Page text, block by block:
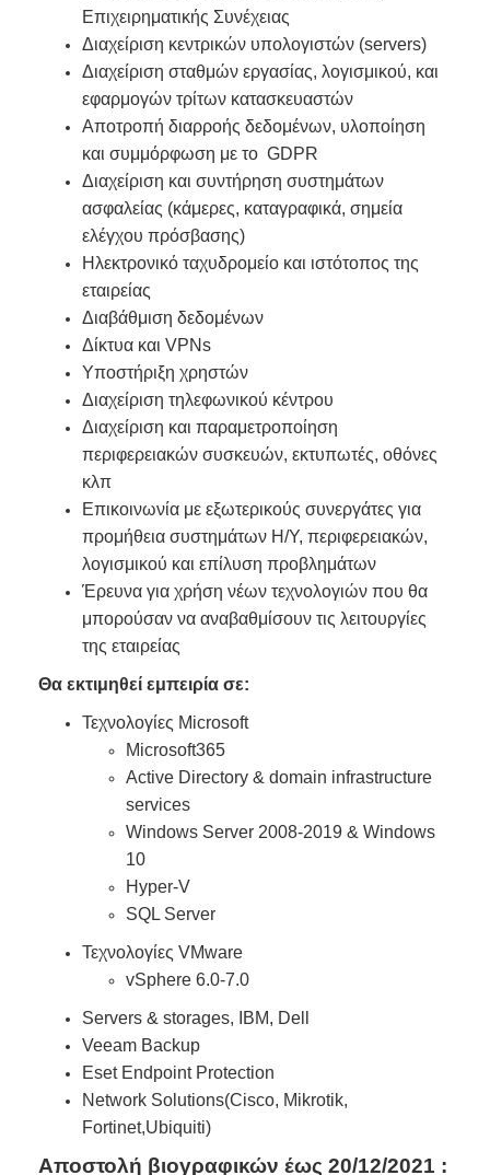
Επιχειρηματικής Συνέχειας
Διαχείριση κεντρικών υπολογιστών (servers)
Διαχείριση σταθμών εργασίας, λογισμικού, και
εφαρμογών τρίτων κατασκευαστών
Αποτροπή διαρροής δεδομένων, υλοποίηση
και συμμόρφωση με το GDPR
Διαχείριση και συντήρηση συστημάτων
ασφαλείας (κάμερες, καταγραφικά, σημεία
ελέγχου πρόσβασης)
Ηλεκτρονικό ταχυδρομείο και ιστότοπος της
εταιρείας
Διαβάθμιση δεδομένων
Δίκτυα και VPNs
Υποστήριξη χρηστών
Διαχείριση τηλεφωνικού κέντρου
Διαχείριση και παραμετροποίηση
περιφερειακών συσκευών, εκτυπωτές, οθόνες
κλπ
Επικοινωνία με εξωτερικούς συνεργάτες για
προμήθεια συστημάτων Η/Υ, περιφερειακών,
λογισμικού και επίλυση προβλημάτων
Έρευνα για χρήση νέων τεχνολογιών που θα
μπορούσαν να αναβαθμίσουν τις λειτουργίες
της εταιρείας
Θα εκτιμηθεί εμπειρία σε:
Τεχνολογίες Microsoft
Microsoft365
Active Directory & domain infrastructure
services
Windows Server 2008-2019 & Windows
10
Hyper-V
SQL Server
Τεχνολογίες VMware
vSphere 6.0-7.0
Servers & storages, IBM, Dell
Veeam Backup
Eset Endpoint Protection
Network Solutions(Cisco, Mikrotik,
Fortinet,Ubiquiti)
Αποστολή βιογραφικών έως 20/12/2021 :